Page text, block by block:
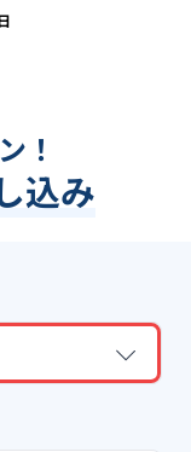
！
込み